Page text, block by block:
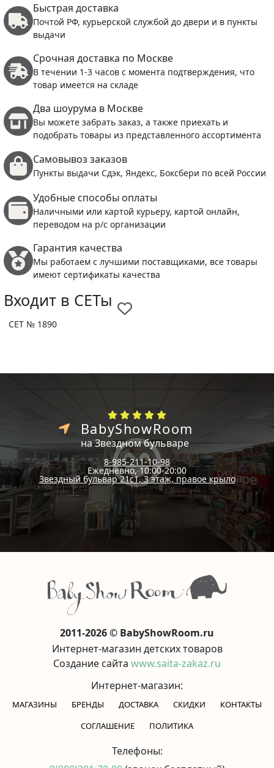
Быстрая доставка
Почтой РФ, курьерской службой до двери и в пункты
выдачи
Срочная доставка по Москве
В течении 1-3 часов с момента подтверждения, что
товар имеется на складе
Два шоурума в Москве
Вы можете забрать заказ, а также приехать и
подобрать товары из представленного ассортимента
Самовывоз заказов
Пункты выдачи Сдэк, Яндекс, Боксбери по всей России
Удобные способы оплаты
Наличными или картой курьеру, картой онлайн,
переводом на р/с организации
Гарантия качества
Мы работаем с лучшими поставщиками, все товары
имеют сертификаты качества
Входит в СЕТы
СЕТ № 1890
BabyShowRoom
на Звездном бульваре
8-985-211-10-98
Ежедневно, 10:00-20:00
Звездный бульвар 21с1, 3 этаж, правое крыло
2011-2026 © BabyShowRoom.ru
Интернет-магазин детских товаров
Создание сайта www.saita-zakaz.ru
Интернет-магазин:
МАГАЗИНЫ БРЕНДЫ ДОСТАВКА СКИДКИ
КОНТАКТЫ
CОГЛАШЕНИЕ
ПОЛИТИКА
Телефоны: